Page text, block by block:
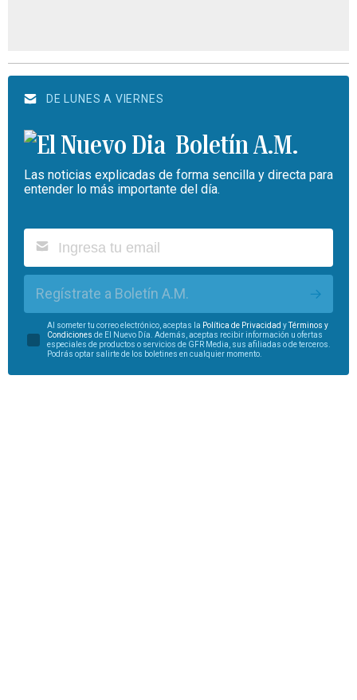
DE LUNES A VIERNES
Boletín A.M.
Las noticias explicadas de forma sencilla y directa para
entender lo más importante del día.
Regístrate a Boletín A.M.
Al someter tu correo electrónico, aceptas la Política de Privacidad yTérminos y
Condiciones de El Nuevo Día. Además, aceptas recibir información u ofertas
especiales de productos o servicios de GFR Media, sus afiliadas o de terceros.
Podrás optar salirte de los boletines en cualquier momento.